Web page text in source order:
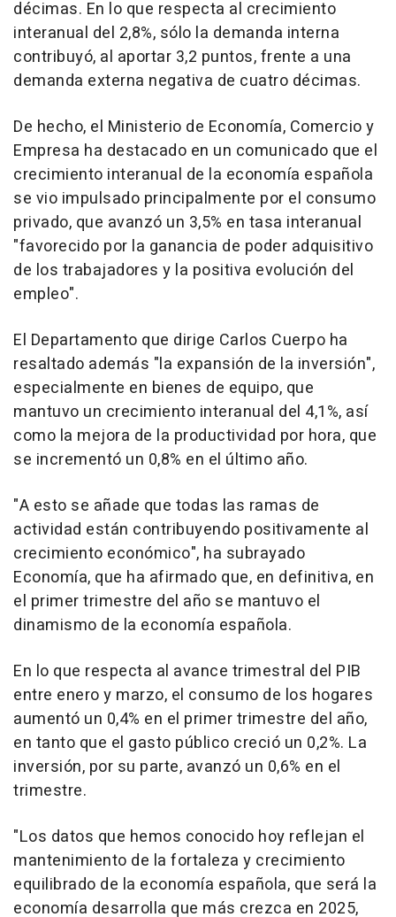
décimas. En lo que respecta al crecimiento
interanual del 2,8%, sólo la demanda interna
contribuyó, al aportar 3,2 puntos, frente a una
demanda externa negativa de cuatro décimas.
De hecho, el Ministerio de Economía, Comercio y
Empresa ha destacado en un comunicado que el
crecimiento interanual de la economía española
se vio impulsado principalmente por el consumo
privado, que avanzó un 3,5% en tasa interanual
"favorecido por la ganancia de poder adquisitivo
de los trabajadores y la positiva evolución del
empleo".
El Departamento que dirige Carlos Cuerpo ha
resaltado además "la expansión de la inversión",
especialmente en bienes de equipo, que
mantuvo un crecimiento interanual del 4,1%, así
como la mejora de la productividad por hora, que
se incrementó un 0,8% en el último año.
"A esto se añade que todas las ramas de
actividad están contribuyendo positivamente al
crecimiento económico", ha subrayado
Economía, que ha afirmado que, en definitiva, en
el primer trimestre del año se mantuvo el
dinamismo de la economía española.
En lo que respecta al avance trimestral del PIB
entre enero y marzo, el consumo de los hogares
aumentó un 0,4% en el primer trimestre del año,
en tanto que el gasto público creció un 0,2%. La
inversión, por su parte, avanzó un 0,6% en el
trimestre.
"Los datos que hemos conocido hoy reflejan el
mantenimiento de la fortaleza y crecimiento
equilibrado de la economía española, que será la
economía desarrolla que más crezca en 2025,